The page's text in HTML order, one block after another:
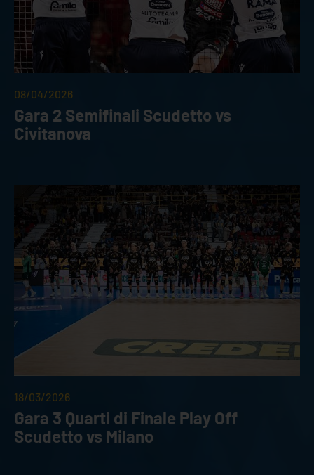
08/04/2026
Gara 2 Semifinali Scudetto vs
Civitanova
18/03/2026
Gara 3 Quarti di Finale Play Off
Scudetto vs Milano